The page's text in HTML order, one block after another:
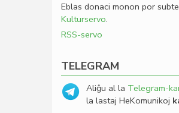
Eblas donaci monon por
Kulturservo.
RSS-servo
TELEGRAM
Aliĝu al la Telegram-
la lastaj HeKomunikoj